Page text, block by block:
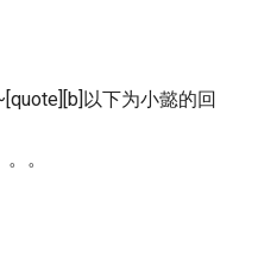
以下为小懿的回
。